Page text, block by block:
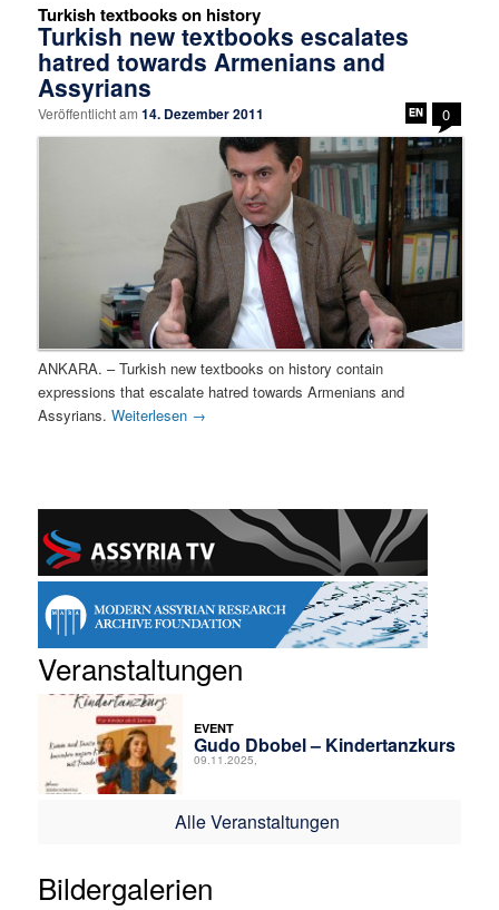
Turkish textbooks on history
Turkish new textbooks escalates
hatred towards Armenians and
Assyrians
Veröffentlicht am14. Dezember 2011 0
ANKARA. – Turkish new textbooks on history contain
expressions that escalate hatred towards Armenians and
Assyrians.Weiterlesen →
Veranstaltungen
EVENT
Gudo Dbobel – Kindertanzkurs
09.11.2025,
Alle Veranstaltungen
Bildergalerien